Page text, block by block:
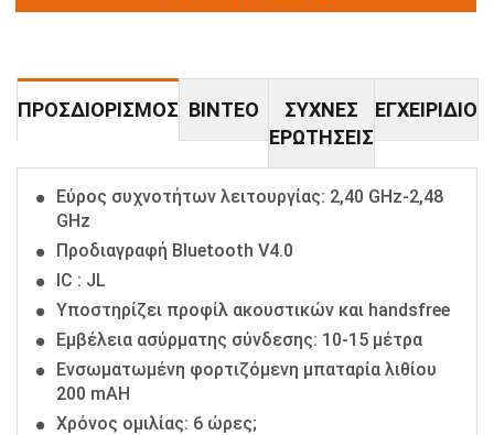
ΠΡΟΣΔΙΟΡΙΣΜΌΣ ΒΊΝΤΕΟ
ΣΥΧΝΈΣ
ΕΡΩΤΉΣΕΙΣ
ΕΓΧΕΙΡΊΔΙΟ
Εύρος συχνοτήτων λειτουργίας: 2,40 GHz-2,48
GHz
Προδιαγραφή Bluetooth V4.0
IC : JL
Υποστηρίζει προφίλ ακουστικών και handsfree
Εμβέλεια ασύρματης σύνδεσης: 10-15 μέτρα
Ενσωματωμένη φορτιζόμενη μπαταρία λιθίου
200 mAH
Χρόνος ομιλίας: 6 ώρες;